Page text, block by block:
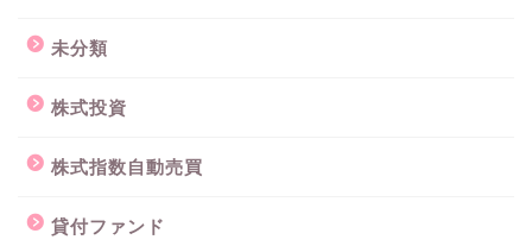
未分類
株式投資
株式指数自動売買
貸付ファンド